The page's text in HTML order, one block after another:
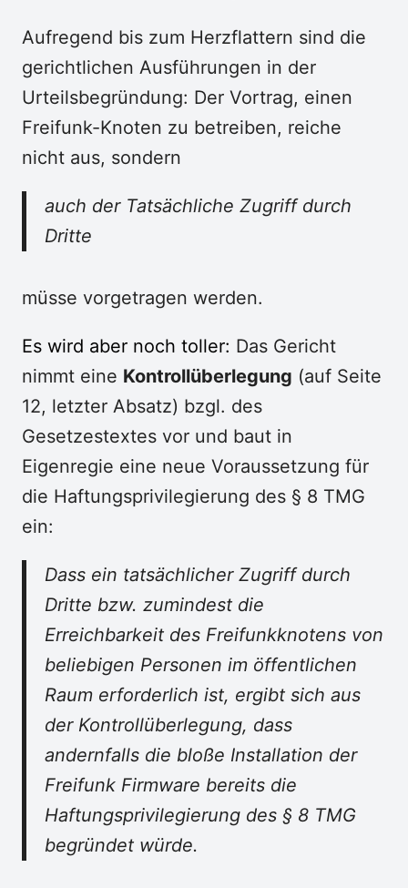
Aufregend bis zum Herzflattern sind die
gerichtlichen Ausführungen in der
Urteilsbegründung: Der Vortrag, einen
Freifunk-Knoten zu betreiben, reiche
nicht aus, sondern
auch der Tatsächliche Zugriff durch
Dritte
müsse vorgetragen werden.
Es wird aber noch toller: Das Gericht
nimmt eine Kontrollüberlegung (auf Seite
12, letzter Absatz) bzgl. des
Gesetzestextes vor und baut in
Eigenregie eine neue Voraussetzung für
die Haftungsprivilegierung des § 8 TMG
ein:
Dass ein tatsächlicher Zugriff durch
Dritte bzw. zumindest die
Erreichbarkeit des Freifunkknotens von
beliebigen Personen im öffentlichen
Raum erforderlich ist, ergibt sich aus
der Kontrollüberlegung, dass
andernfalls die bloße Installation der
Freifunk Firmware bereits die
Haftungsprivilegierung des § 8 TMG
begründet würde.